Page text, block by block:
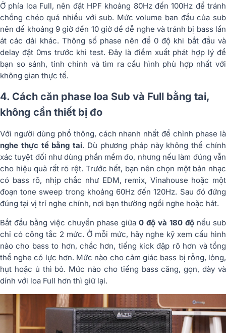
Ở phía loa Full, nên đặt HPF khoảng 80Hz đến 100Hz để tránh
chồng chéo quá nhiều với sub. Mức volume ban đầu của sub
nên để khoảng 9 giờ đến 10 giờ để dễ nghe và tránh bị bass lấn
át các dải khác. Thông số phase nên để 0 độ khi bắt đầu và
delay đặt 0ms trước khi test. Đây là điểm xuất phát hợp lý để
bạn so sánh, tinh chỉnh và tìm ra cấu hình phù hợp nhất với
không gian thực tế.
4. Cách căn phase loa Sub và Full bằng tai,
không cần thiết bị đo
Với người dùng phổ thông, cách nhanh nhất để chỉnh phase là
nghe thực tế bằng tai. Dù phương pháp này không thể chính
xác tuyệt đối như dùng phần mềm đo, nhưng nếu làm đúng vẫn
cho hiệu quả rất rõ rệt. Trước hết, bạn nên chọn một bản nhạc
có bass rõ, nhịp chắc như EDM, remix, Vinahouse hoặc một
đoạn tone sweep trong khoảng 60Hz đến 120Hz. Sau đó đứng
đúng tại vị trí nghe chính, nơi bạn thường ngồi nghe hoặc hát.
Bắt đầu bằng việc chuyển phase giữa 0 độ và 180 độ nếu sub
chỉ có công tắc 2 mức. Ở mỗi mức, hãy nghe kỹ xem cấu hình
nào cho bass to hơn, chắc hơn, tiếng kick đập rõ hơn và tổng
thể nghe có lực hơn. Mức nào cho cảm giác bass bị rỗng, lỏng,
hụt hoặc ù thì bỏ. Mức nào cho tiếng bass căng, gọn, dày và
dính với loa Full hơn thì giữ lại.